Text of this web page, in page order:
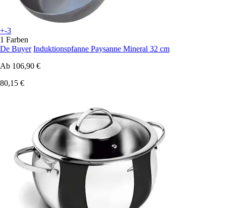
+-3
1 Farben
De Buyer Induktionspfanne Paysanne Mineral 32 cm
Ab 106,90 €
80,15 €